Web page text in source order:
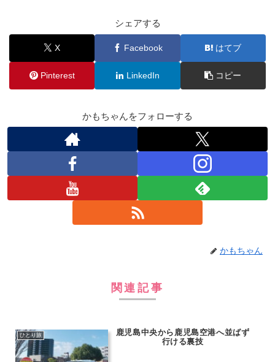
シェアする
X Facebook はてブ
Pinterest LinkedIn コピー
かもちゃんをフォローする
かもちゃん
関連記事
ひとり旅
鹿児島中央から鹿児島空港へ並ばず
行ける裏技